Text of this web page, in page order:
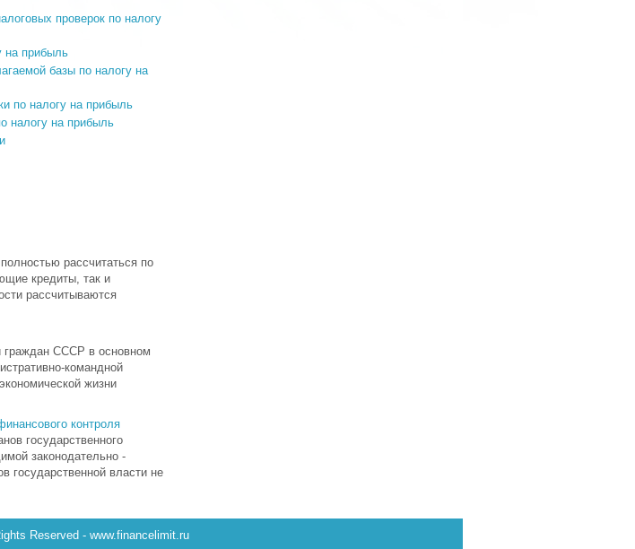
проверок по налогу
на прибыль
базы по налогу на
по налогу на прибыль
налогу на прибыль
рассчитаться по
кредиты, так и
рассчитываются
граждан СССР в основном
командной
жизни
контроля
государственного
законодательно -
государственной власти не
Reserved - www.financelimit.ru